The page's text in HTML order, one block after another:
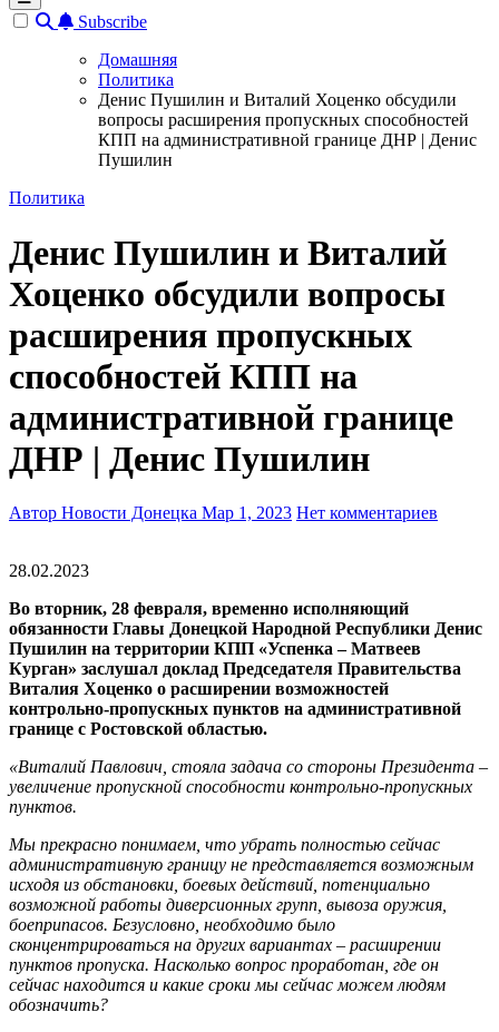
Subscribe
Домашняя
Политика
Денис Пушилин и Виталий Хоценко обсудили
вопросы расширения пропускных способностей
КПП на административной границе ДНР | Денис
Пушилин
Политика
Денис Пушилин и Виталий
Хоценко обсудили вопросы
расширения пропускных
способностей КПП на
административной границе
ДНР | Денис Пушилин
Автор Новости Донецка Мар 1, 2023 Нет комментариев
28.02.2023
Во вторник, 28 февраля, временно исполняющий
обязанности Главы Донецкой Народной Республики Денис
Пушилин на территории КПП «Успенка – Матвеев
Курган» заслушал доклад Председателя Правительства
Виталия Хоценко о расширении возможностей
контрольно-пропускных пунктов на административной
границе с Ростовской областью.
«Виталий Павлович, стояла задача со стороны Президента –
увеличение пропускной способности контрольно-пропускных
пунктов.
Мы прекрасно понимаем, что убрать полностью сейчас
административную границу не представляется возможным
исходя из обстановки, боевых действий, потенциально
возможной работы диверсионных групп, вывоза оружия,
боеприпасов. Безусловно, необходимо было
сконцентрироваться на других вариантах – расширении
пунктов пропуска. Насколько вопрос проработан, где он
сейчас находится и какие сроки мы сейчас можем людям
обозначить?